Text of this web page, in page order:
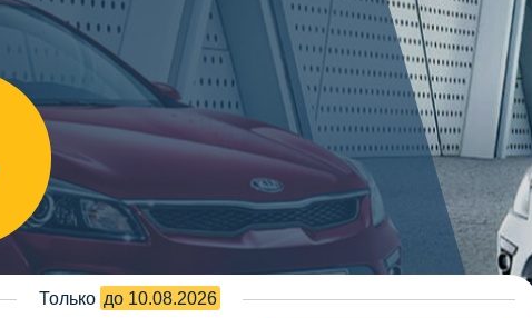
Только до 10.08.2026